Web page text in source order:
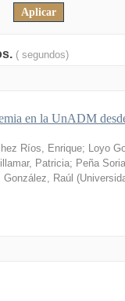
( segundos)
en la UnADM
Ríos, Enrique; Loyo
Patricia; Peña
González, Raúl (